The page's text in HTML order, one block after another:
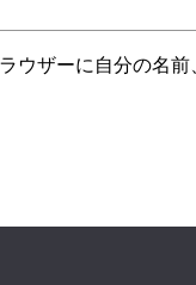
ウザーに自分の名前